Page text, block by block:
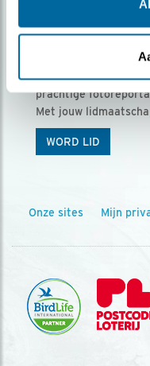
Ontvang 5 x
Vogels is het
prachtige
Met jouw
WORD LID
Onze sites Mijn